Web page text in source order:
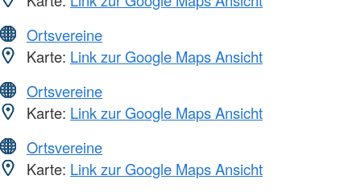
Ortsvereine
Karte: Link zur Google Maps Ansicht
Ortsvereine
Karte: Link zur Google Maps Ansicht
Ortsvereine
Karte: Link zur Google Maps Ansicht